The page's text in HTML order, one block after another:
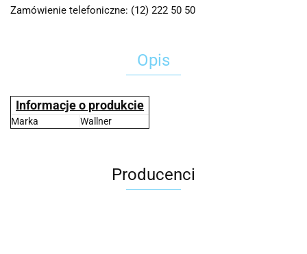
Zamówienie telefoniczne: (12) 222 50 50
Opis
Informacje o produkcie
Marka Wallner
Producenci